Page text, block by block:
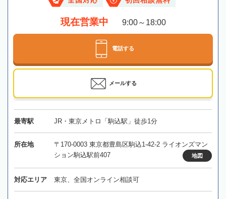
現在営業中 9:00～18:00
電話する
メールする
最寄駅 JR・東京メトロ「駒込駅」徒歩1分
所在地
〒170-0003 東京都豊島区駒込1-42-2 ライオンズマン
ション駒込駅前407
地図
対応エリア 東京、全国オンライン相談可